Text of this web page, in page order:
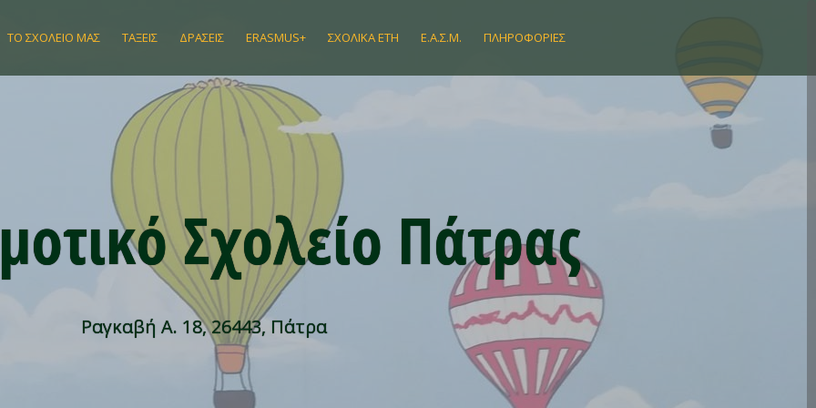
ΤΟ ΣΧΟΛΕΊΟ ΜΑΣ ΤΆΞΕΙΣ ΔΡΆΣΕΙΣ ERASMUS+ ΣΧΟΛΙΚΆ ΈΤΗ Ε.Α.Σ.Μ. ΠΛΗΡΟΦΟΡΊΕΣ
Σχολείο Πάτρας
Ραγκαβή Α. 18, 26443, Πάτρα